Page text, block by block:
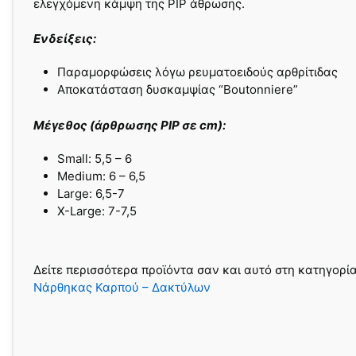
ελεγχόμενη κάμψη της PIP άθρωσης.
Ενδείξεις:
Παραμορφώσεις λόγω ρευματοειδούς αρθρίτιδας
Αποκατάσταση δυσκαμψίας “Boutonniere”
Μέγεθος (άρθρωσης PIP σε cm):
Small: 5,5 – 6
Medium: 6 – 6,5
Large: 6,5-7
X-Large: 7-7,5
Δείτε περισσότερα προϊόντα σαν και αυτό στη
Νάρθηκας Καρπού – Δακτύλων